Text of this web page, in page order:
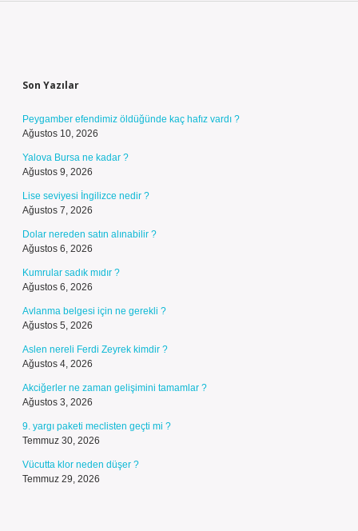
Son Yazılar
Peygamber efendimiz öldüğünde kaç hafız vardı ?
Ağustos 10, 2026
Yalova Bursa ne kadar ?
Ağustos 9, 2026
Lise seviyesi İngilizce nedir ?
Ağustos 7, 2026
Dolar nereden satın alınabilir ?
Ağustos 6, 2026
Kumrular sadık mıdır ?
Ağustos 6, 2026
Avlanma belgesi için ne gerekli ?
Ağustos 5, 2026
Aslen nereli Ferdi Zeyrek kimdir ?
Ağustos 4, 2026
Akciğerler ne zaman gelişimini tamamlar ?
Ağustos 3, 2026
9. yargı paketi meclisten geçti mi ?
Temmuz 30, 2026
Vücutta klor neden düşer ?
Temmuz 29, 2026